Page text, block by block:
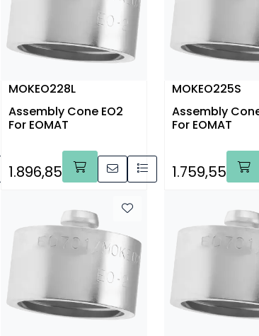
MOKEO228L
Assembly Cone EO2
For EOMAT
1.896,85
MOKEO225S
Assembly
For EOMAT
1.759,55